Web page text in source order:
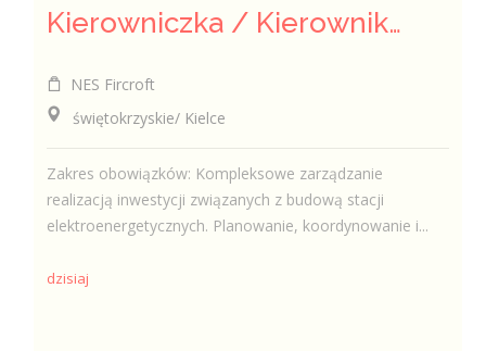
Kierowniczka / Kierownik projektu – Elektroenergetyka
NES Fircroft
świętokrzyskie/ Kielce
Zakres obowiązków: Kompleksowe zarządzanie
realizacją inwestycji związanych z budową stacji
elektroenergetycznych. Planowanie, koordynowanie i...
dzisiaj